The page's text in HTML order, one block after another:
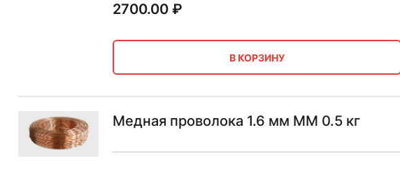
2700.00₽
В КОРЗИНУ
Медная проволока 1.6 мм ММ 0.5 кг